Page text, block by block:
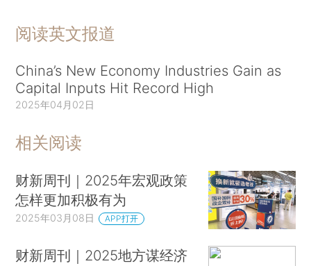
阅读英文报道
China’s New Economy Industries Gain as
Capital Inputs Hit Record High
2025年04月02日
相关阅读
财新周刊｜2025年宏观政策
怎样更加积极有为
2025年03月08日 APP打开
财新周刊｜2025地方谋经济